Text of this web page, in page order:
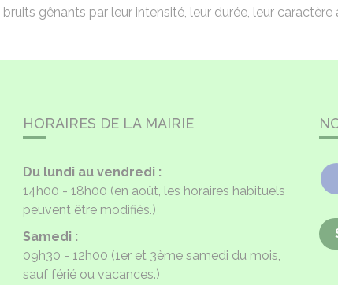
gênants par leur intensité, leur durée, leur
HORAIRES DE LA MAIRIE
Du lundi au vendredi :
14h00 - 18h00 (en août, les horaires habituels
peuvent être modifiés.)
Samedi :
09h30 - 12h00 (1er et 3ème samedi du mois,
sauf férié ou vacances.)